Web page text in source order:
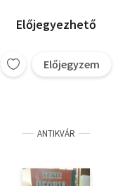
Előjegyezhető
Előjegyzem
ANTIKVÁR